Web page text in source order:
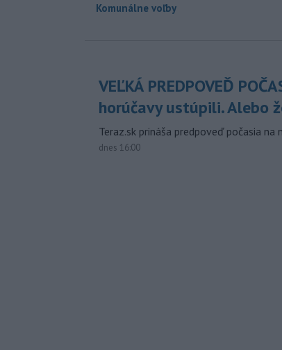
Komunálne voľby
VEĽKÁ PREDPOVEĎ
horúčavy ustúpili. Alebo
Teraz.sk prináša predpoveď počasia na
dnes 16:00